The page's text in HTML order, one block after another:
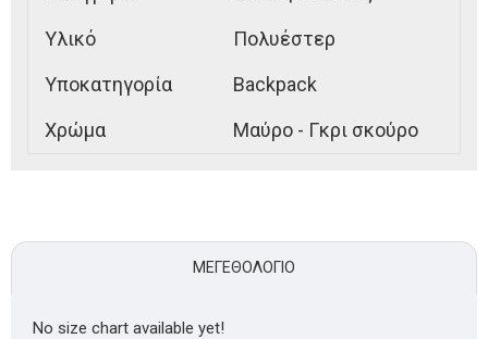
Υλικό
Πολυέστερ
Υποκατηγορία
Backpack
Χρώμα
Μαύρο - Γκρι σκούρο
ΜΕΓΕΘΟΛΌΓΙΟ
No size chart available yet!